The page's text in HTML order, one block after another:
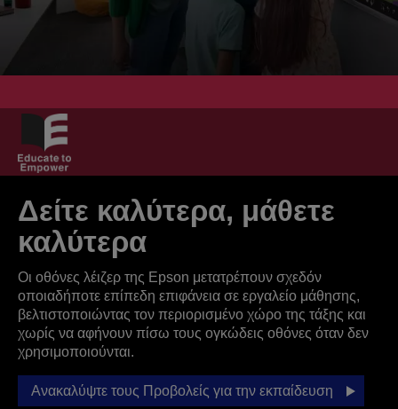
Δείτε καλύτερα, μάθετε
καλύτερα
Οι οθόνες λέιζερ της Epson μετατρέπουν σχεδόν
οποιαδήποτε επίπεδη επιφάνεια σε εργαλείο μάθησης,
βελτιστοποιώντας τον περιορισμένο χώρο της τάξης και
χωρίς να αφήνουν πίσω τους ογκώδεις οθόνες όταν δεν
χρησιμοποιούνται.
Ανακαλύψτε τους Προβολείς για την εκπαίδευση